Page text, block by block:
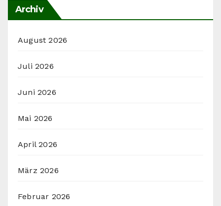
Archiv
August 2026
Juli 2026
Juni 2026
Mai 2026
April 2026
März 2026
Februar 2026